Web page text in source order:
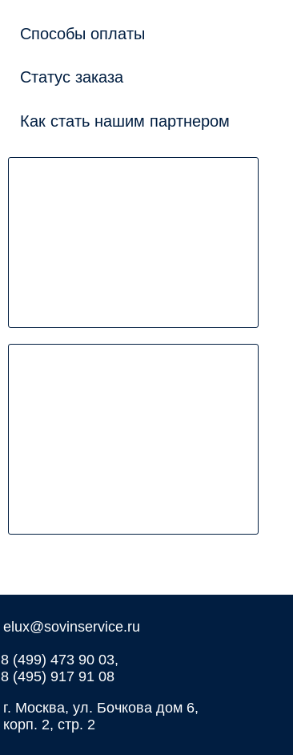
Способы оплаты
Статус заказа
Как стать нашим партнером
elux@sovinservice.ru
8 (499) 473 90 03,
8 (495) 917 91 08
г. Москва, ул. Бочкова дом 6,
корп. 2, стр. 2